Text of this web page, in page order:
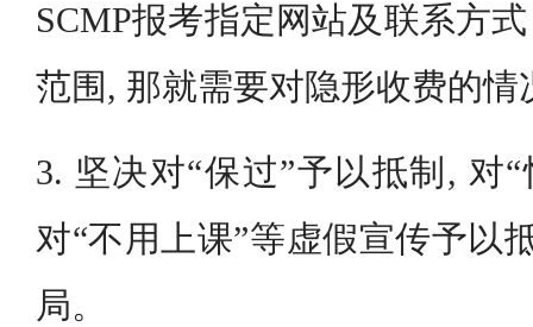
SCMP报考指定网站及联系方
范围, 那就需要对隐形收费的情
3. 坚决对“保过”予以抵制, 对
对“不用上课”等虚假宣传予以
局。